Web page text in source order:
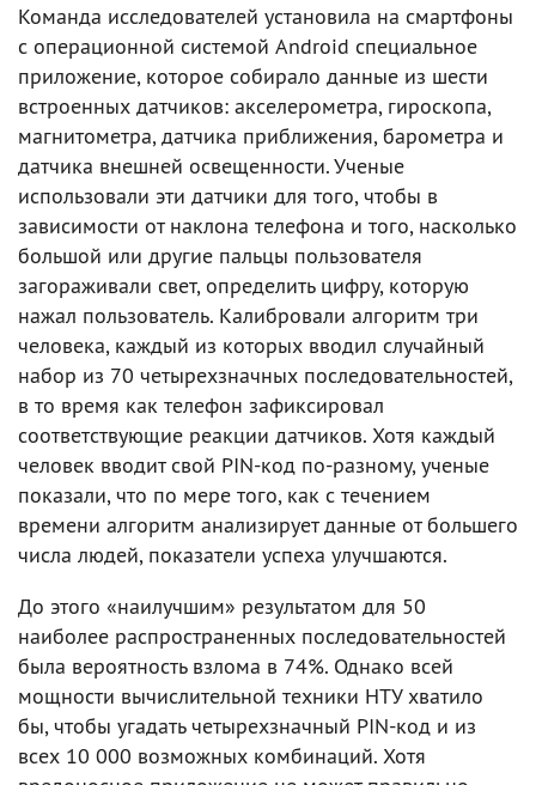
Команда исследователей установила на смартфоны
с операционной системой Android cпециальное
приложение, которое собирало данные из шести
встроенных датчиков: акселерометра, гироскопа,
магнитометра, датчика приближения, барометра и
датчика внешней освещенности. Ученые
использовали эти датчики для того, чтобы в
зависимости от наклона телефона и того, насколько
большой или другие пальцы пользователя
загораживали свет, определить цифру, которую
нажал пользователь. Калибровали алгоритм три
человека, каждый из которых вводил случайный
набор из 70 четырехзначных последовательностей,
в то время как телефон зафиксировал
соответствующие реакции датчиков. Хотя каждый
человек вводит свой PIN-код по-разному, ученые
показали, что по мере того, как с течением
времени алгоритм анализирует данные от большего
числа людей, показатели успеха улучшаются.
До этого «наилучшим» результатом для 50
наиболее распространенных последовательностей
была вероятность взлома в 74%. Однако всей
мощности вычислительной техники НТУ хватило
бы, чтобы угадать четырехзначный PIN-код и из
всех 10 000 возможных комбинаций. Хотя